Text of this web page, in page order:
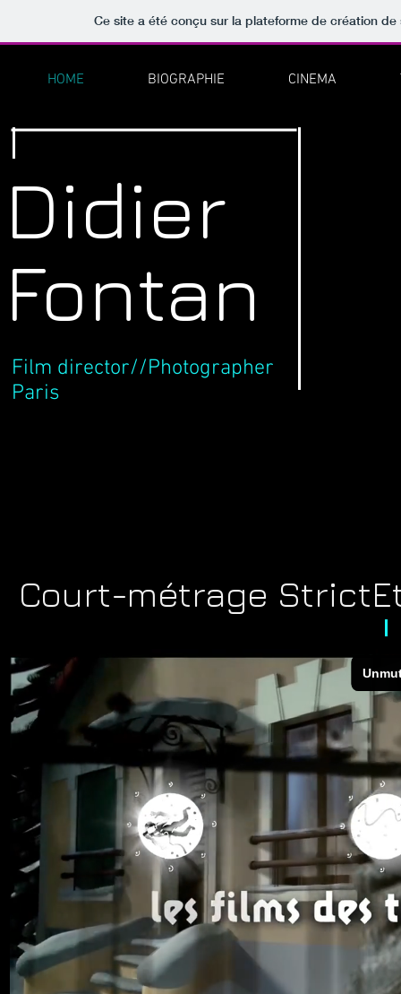
Ce site a été conçu sur la plateforme de création
HOME BIOGRAPHIE CINEMA
Didier
Fontan
Film director//Photographer
Paris
Court-métrage